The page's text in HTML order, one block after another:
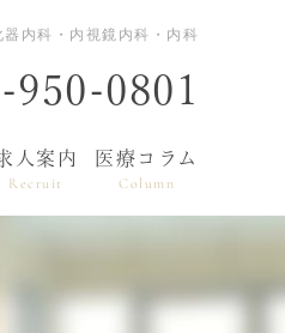
内科・内視鏡内科・内科
950-0801
人案内
Recruit
医療コラム
Column